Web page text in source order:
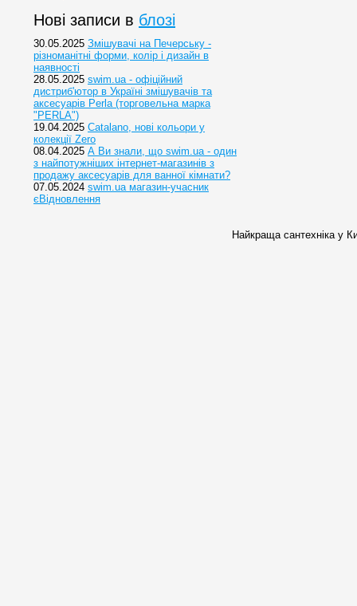
Нові записи в блозі
30.05.2025 Змішувачі на Печерську -
різноманітні форми, колір і дизайн в
наявності
28.05.2025 swim.ua - офіційний
дистриб'ютор в Україні змішувачів та
аксесуарів Perla (торговельна марка
"PERLA")
19.04.2025 Catalano, нові кольори у
колекції Zero
08.04.2025 А Ви знали, що swim.ua - один
з найпотужніших інтернет-магазинів з
продажу аксесуарів для ванної кімнати?
07.05.2024 swim.ua магазин-учасник
єВідновлення
Найкраща сантехніка у